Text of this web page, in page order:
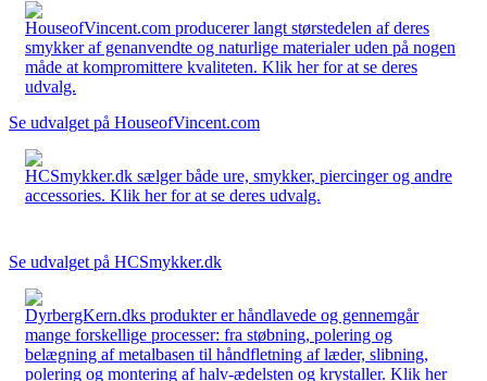
HouseofVincent.com producerer langt størstedelen af deres
smykker af genanvendte og naturlige materialer uden på nogen
måde at kompromittere kvaliteten. Klik her for at se deres
udvalg.
Se udvalget på HouseofVincent.com
HCSmykker.dk sælger både ure, smykker, piercinger og andre
accessories. Klik her for at se deres udvalg.
Se udvalget på HCSmykker.dk
DyrbergKern.dks produkter er håndlavede og gennemgår
mange forskellige processer: fra støbning, polering og
belægning af metalbasen til håndfletning af læder, slibning,
polering og montering af halv-ædelsten og krystaller. Klik her